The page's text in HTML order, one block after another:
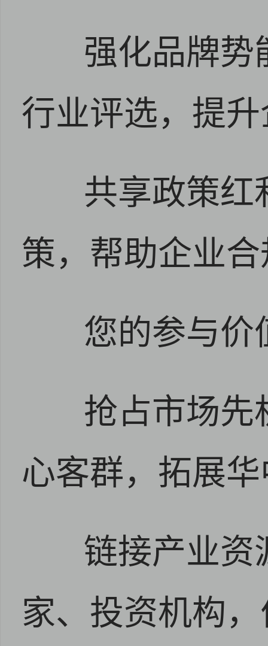
强化品牌势
行业评选，提
共享政策红
策，帮助企业
您的参与价
抢占市场先
心客群，拓展
链接产业资
家、投资机构